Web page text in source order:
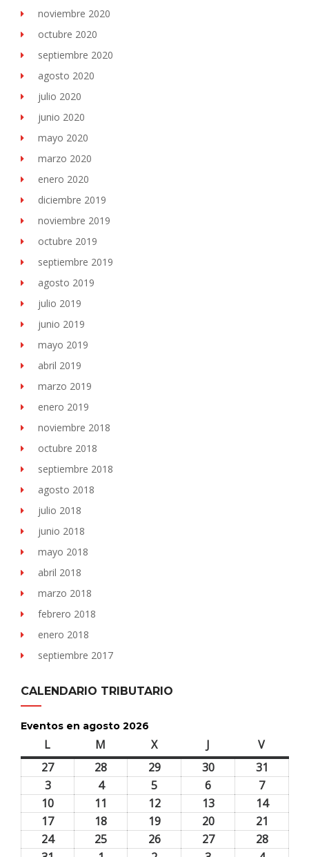
noviembre 2020
octubre 2020
septiembre 2020
agosto 2020
julio 2020
junio 2020
mayo 2020
marzo 2020
enero 2020
diciembre 2019
noviembre 2019
octubre 2019
septiembre 2019
agosto 2019
julio 2019
junio 2019
mayo 2019
abril 2019
marzo 2019
enero 2019
noviembre 2018
octubre 2018
septiembre 2018
agosto 2018
julio 2018
junio 2018
mayo 2018
abril 2018
marzo 2018
febrero 2018
enero 2018
septiembre 2017
CALENDARIO TRIBUTARIO
Eventos en agosto 2026
L M Xmiércoles J Vviernes
2727
28 2929
2026
3030
2026
31
2026
33
agosto,
2026
44
agosto,
2026
5
agosto,
2026
6
agosto,
2026
77
agosto,
2026
10
agosto,
2026
11 1212
agosto,
2026
1313
agosto,
2026
1414
2026
1717
agosto,
18 1919
agosto,
2020
agosto,
21
agosto,
2424
25 2626
2727
2828